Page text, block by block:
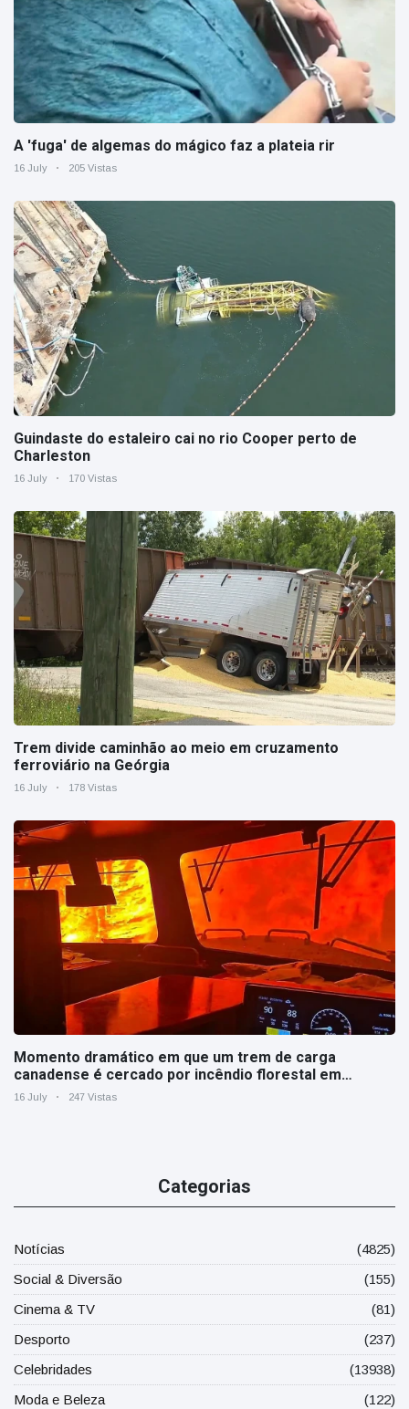
A 'fuga' de algemas do mágico faz a plateia rir
16 July 205 Vistas
Guindaste do estaleiro cai no rio Cooper perto de
Charleston
16 July 170 Vistas
Trem divide caminhão ao meio em cruzamento
ferroviário na Geórgia
16 July 178 Vistas
Momento dramático em que um trem de carga
canadense é cercado por incêndio florestal em
Ontário
16 July 247 Vistas
Categorias
Notícias
(4825)
Social & Diversão
(155)
Cinema & TV
(81)
Desporto
(237)
Celebridades
(13938)
Moda e Beleza
(122)